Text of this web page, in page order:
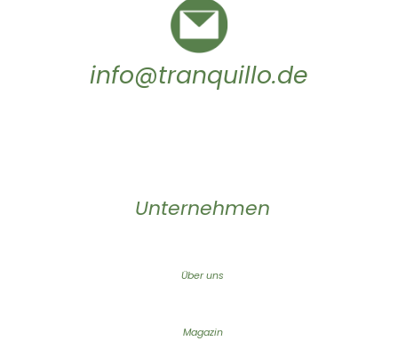
info@tranquillo.de
Unternehmen
Über uns
Magazin